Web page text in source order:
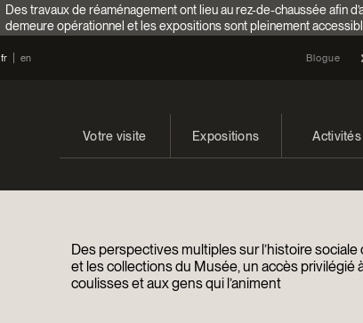
Des travaux de réaménagement ont lieu au rez-de-chaussée afin
demeure opérationnel et les expositions sont pleinement
fr en Blogue
Votre visite
Accès
Expositions Activités
Des perspectives multiples sur l’histoire sociale
et les collections du Musée, un accès privilégié
coulisses et aux gens qui l’animent